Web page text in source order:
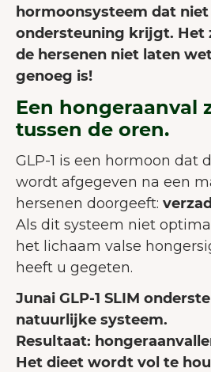
hormoonsysteem dat
ondersteuning krijgt. Het
de hersenen niet laten
genoeg is!
Een hongeraanval
tussen de oren.
GLP-1 is een hormoon dat
wordt afgegeven na een
hersenen doorgeeft:
Als dit systeem niet
het lichaam valse
heeft u gegeten.
Junai GLP-1 SLIM
natuurlijke systeem.
Resultaat:
Het dieet wordt vol te